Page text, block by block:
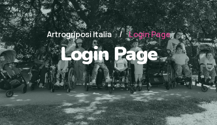
Artrogriposi Italia Login Page
Login Page